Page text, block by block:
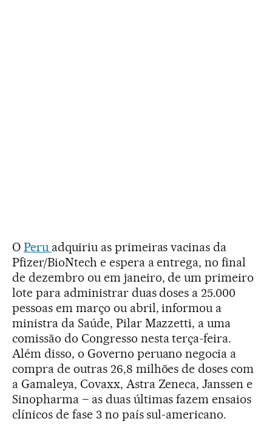
O Peru adquiriu as primeiras vacinas da
Pfizer/BioNtech e espera a entrega, no final
de dezembro ou em janeiro, de um primeiro
lote para administrar duas doses a 25.000
pessoas em março ou abril, informou a
ministra da Saúde, Pilar Mazzetti, a uma
comissão do Congresso nesta terça-feira.
Além disso, o Governo peruano negocia a
compra de outras 26,8 milhões de doses com
a Gamaleya, Covaxx, Astra Zeneca, Janssen e
Sinopharma – as duas últimas fazem ensaios
clínicos de fase 3 no país sul-americano.